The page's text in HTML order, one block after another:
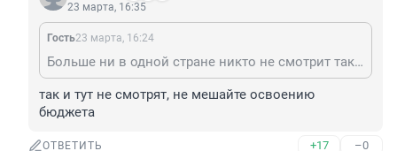
23 марта, 16:35
Гость23 марта, 16:24
Больше ни в одной стране никто не смотрит такое , даже в Армении, так что терпи дальше
так и тут не смотрят, не мешайте освоению
бюджета
ОТВЕТИТЬ +17 –0